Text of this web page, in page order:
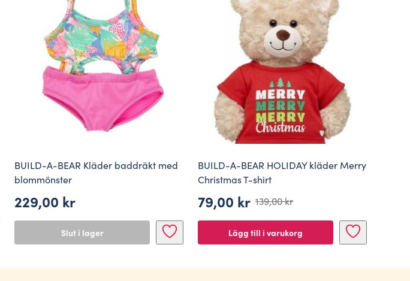
BUILD-A-BEAR Kläder baddräkt med
blommönster
229,00 kr
Slut i lager
BUILD-A-BEAR HOLIDAY kläder Merry
Christmas T-shirt
139,00kr
Det
ursprungliga
priset
var:
79,00 kr
Det
nuvarande
priset
är:
Lägg till i varukorg